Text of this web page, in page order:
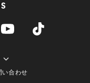
い合わせ